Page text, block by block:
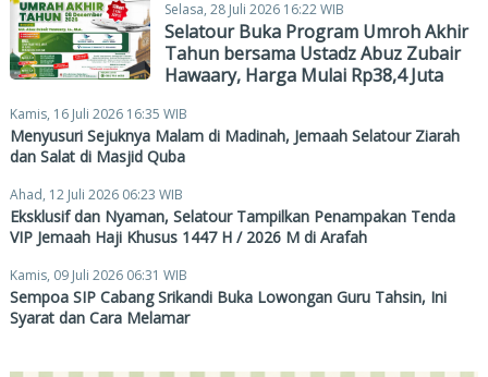
Selasa, 28 Juli 2026 16:22 WIB
Selatour Buka Program Umroh Akhir
Tahun bersama Ustadz Abuz Zubair
Hawaary, Harga Mulai Rp38,4 Juta
Kamis, 16 Juli 2026 16:35 WIB
Menyusuri Sejuknya Malam di Madinah, Jemaah Selatour Ziarah
dan Salat di Masjid Quba
Ahad, 12 Juli 2026 06:23 WIB
Eksklusif dan Nyaman, Selatour Tampilkan Penampakan Tenda
VIP Jemaah Haji Khusus 1447 H / 2026 M di Arafah
Kamis, 09 Juli 2026 06:31 WIB
Sempoa SIP Cabang Srikandi Buka Lowongan Guru Tahsin, Ini
Syarat dan Cara Melamar